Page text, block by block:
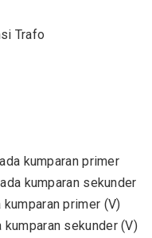
Trafo
kumparan primer
kumparan sekunder
kumparan primer (V)
kumparan sekunder (V)